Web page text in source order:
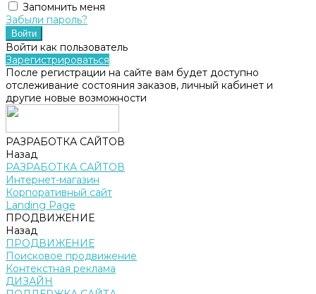
Запомнить меня
Забыли пароль?
Войти как пользователь
Зарегистрироваться
После регистрации на сайте вам будет доступно
отслеживание состояния заказов, личный кабинет и
другие новые возможности
РАЗРАБОТКА САЙТОВ
Назад
РАЗРАБОТКА САЙТОВ
Интернет-магазин
Корпоративный сайт
Landing Page
ПРОДВИЖЕНИЕ
Назад
ПРОДВИЖЕНИЕ
Поисковое продвижение
Контекстная реклама
ДИЗАЙН